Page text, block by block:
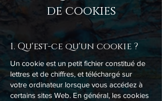
de cookies
1. Qu'est-ce qu'un cookie ?
Un cookie est un petit fichier constitué de
lettres et de chiffres, et téléchargé sur
votre ordinateur lorsque vous accédez à
certains sites Web. En général, les cookies